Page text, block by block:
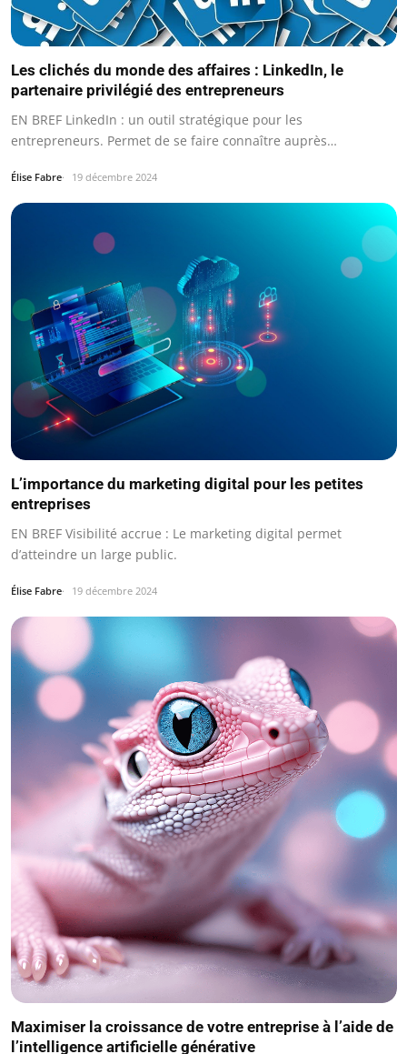
Les clichés du monde des affaires : LinkedIn, le
partenaire privilégié des entrepreneurs
EN BREF LinkedIn : un outil stratégique pour les
entrepreneurs. Permet de se faire connaître auprès…
Élise Fabre 19 décembre 2024
L’importance du marketing digital pour les petites
entreprises
EN BREF Visibilité accrue : Le marketing digital permet
d’atteindre un large public.
Élise Fabre 19 décembre 2024
Maximiser la croissance de votre entreprise à l’aide de
l’intelligence artificielle générative